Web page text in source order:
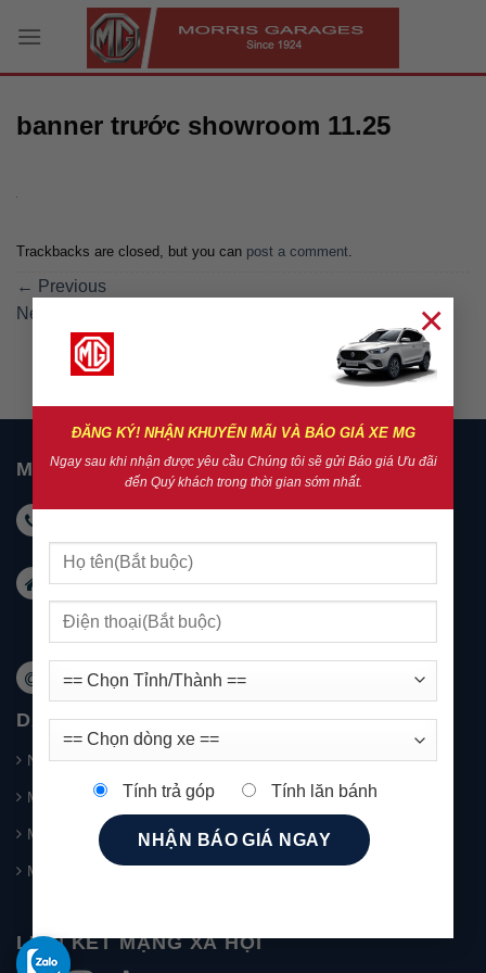
ĐĂNG KÝ! NHẬN KHUYẾN MÃI VÀ BÁO GIÁ XE MG
Ngay sau khi nhận được yêu cầu Chúng tôi sẽ gửi Báo giá Ưu đãi
đến Quý khách trong thời gian sớm nhất.
Tính trả góp Tính lăn bánh
×
banner trước showroom 11.25
Trackbacks are closed, but you can post a comment.
← Previous
Next
MG NHA TRANG
Hotline KD: 0931 999 588 - Hotline DV: 0931 999
488
Email:
marketingnhatrang@mgkimson.com
Địa chỉ: 1272 đường 23/10 Tây Nha Trang
Khánh Hoà
Website: mg-nhatrang.com
DANH MỤC SẢN PHẨM
New MG5
MG HS – SUV 5 chỗ
MG RX5
MG ZS
LIÊN KẾT MẠNG XÃ HỘI